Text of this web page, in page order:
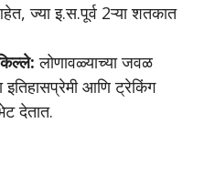
ज्या इ.स.पूर्व 2ऱ्या शतकात
लोणावळ्याच्या जवळ
इतिहासप्रेमी आणि ट्रेकिंग
देतात.